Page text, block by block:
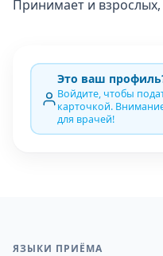
Принимает и взрослых,
Это ваш
Войдите, чтобы
карточкой.
для врачей!
ЯЗЫКИ ПРИЁМА